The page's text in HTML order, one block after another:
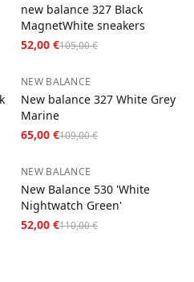
new balance 327 Black
MagnetWhite sneakers
52,00 €105,00 €
−40%
NEW BALANCE
New balance 327 White Grey
Marine
65,00 €109,00 €
−53%
NEW BALANCE
New Balance 530 'White
Nightwatch Green'
52,00 €110,00 €